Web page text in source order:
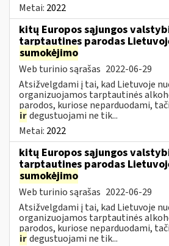
Metai: 2022
kitų Europos sąjungos
tarptautines parodas
sumokėjimo
Web turinio sąrašas 2022-06-29
Atsižvelgdami į tai, kad Lietuvoje
organizuojamos tarptautinės
parodos, kuriose neparduodami,
irdegustuojami ne tik...
Metai: 2022
kitų Europos sąjungos
tarptautines parodas
sumokėjimo
Web turinio sąrašas 2022-06-29
Atsižvelgdami į tai, kad Lietuvoje
organizuojamos tarptautinės
parodos, kuriose neparduodami,
irdegustuojami ne tik...